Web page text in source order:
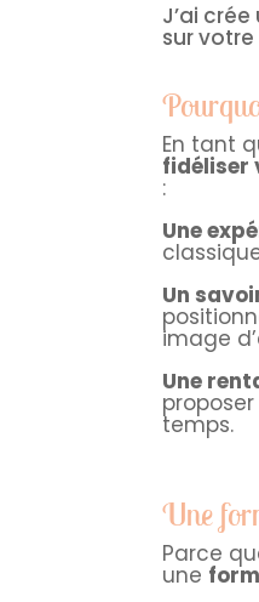
J’ai
sur
En tant
fidéliser
:
Une
Un
image
Une
temps.
Une
Parce
une